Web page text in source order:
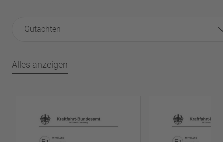
Gutachten
Alles anzeigen